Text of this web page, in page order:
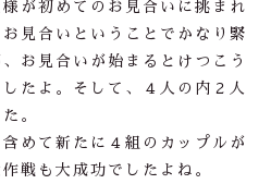
が初めてのお見合いに挑まれ
見合いということでかなり緊
お見合いが始まるとけつこう
たよ。そして、４人の内２人
。
めて新たに４組のカップルが
戦も大成功でしたよね。